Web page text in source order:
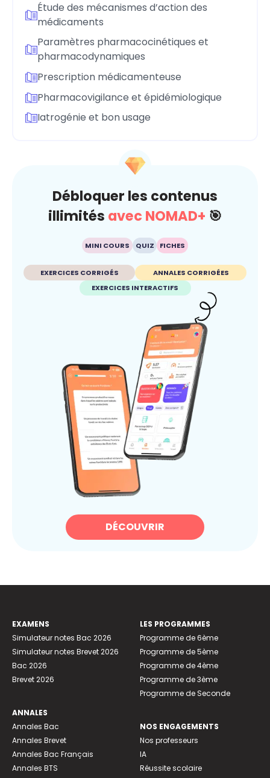
Étude des mécanismes d’action des
médicaments
Paramètres pharmacocinétiques et
pharmacodynamiques
Prescription médicamenteuse
Pharmacovigilance et épidémiologique
Iatrogénie et bon usage
Débloquer les contenus
illimités avec NOMAD+ 🎯
MINI COURS QUIZ FICHES
EXERCICES CORRIGÉS
ANNALES CORRIGÉES
EXERCICES INTERACTIFS
DÉCOUVRIR
EXAMENS
Simulateur notes Bac 2026
Simulateur notes Brevet 2026
Bac 2026
Brevet 2026
ANNALES
Annales Bac
Annales Brevet
Annales Bac Français
Annales BTS
LES PROGRAMMES
Programme de 6ème
Programme de 5ème
Programme de 4ème
Programme de 3ème
Programme de Seconde
NOS ENGAGEMENTS
Nos professeurs
IA
Réussite scolaire